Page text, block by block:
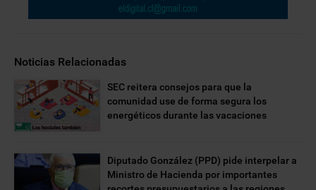
Noticias Relacionadas
SEC reitera consejos para que la
comunidad use de forma segura los
energéticos durante las vacaciones
Diputado González (PPD) pide interpelar a
Ministro de Hacienda por importantes